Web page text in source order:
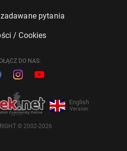
pytania
/ Cookies
DO NAS:
English
Version
© 2002-2026